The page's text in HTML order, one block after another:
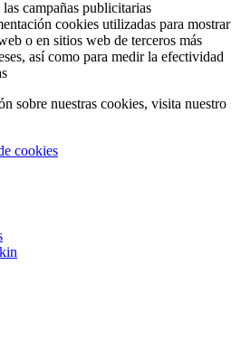
campañas publicitarias
cookies utilizadas para mostrar
o en sitios web de terceros más
así como para medir la efectividad
sobre nuestras cookies, visita nuestro
cookies